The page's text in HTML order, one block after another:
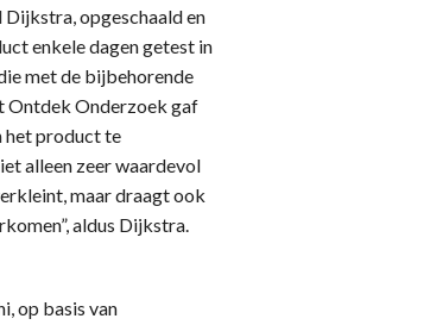
opgeschaald en
enkele dagen getest in
met de bijbehorende
Ontdek Onderzoek gaf
het product te
alleen zeer waardevol
maar draagt ook
aldus Dijkstra.
op basis van